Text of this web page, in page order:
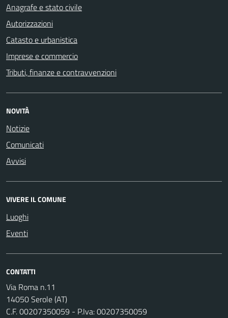
Anagrafe e stato civile
Autorizzazioni
Catasto e urbanistica
Imprese e commercio
Tributi, finanze e contravvenzioni
NOVITÀ
Notizie
Comunicati
Avvisi
VIVERE IL COMUNE
Luoghi
Eventi
CONTATTI
Via Roma n.11
14050 Serole (AT)
C.F. 00207350059 - P.Iva: 00207350059